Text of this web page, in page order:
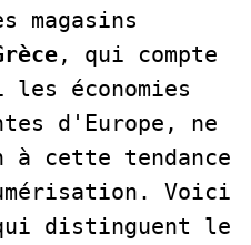
magasins
, qui compte
les économies
d'Europe, ne
cette tendance
Voici
distinguent le